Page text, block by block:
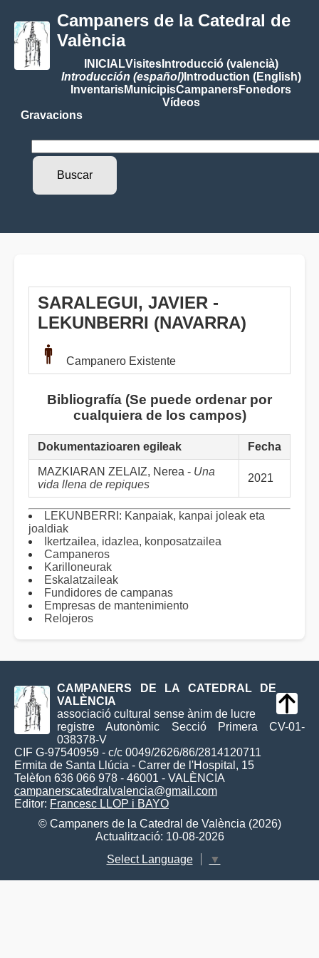
Campaners de la Catedral de
València
INICIALVisitesIntroducció (valencià)
Introducción (español)Introduction (English)
InventarisMunicipisCampanersFonedors
Vídeos
Gravacions
SARALEGUI, JAVIER -
LEKUNBERRI (NAVARRA)
Campanero Existente
Bibliografía (Se puede ordenar por
cualquiera de los campos)
Dokumentazioaren egileak Fecha
MAZKIARAN ZELAIZ, Nerea - Una
vida llena de repiques
2021
LEKUNBERRI: Kanpaiak, kanpai joleak eta
joaldiak
Ikertzailea, idazlea, konposatzailea
Campaneros
Karilloneurak
Eskalatzaileak
Fundidores de campanas
Empresas de mantenimiento
Relojeros
CAMPANERS DE LA CATEDRAL DE
VALÈNCIA
associació cultural sense ànim de lucre
registre Autonòmic Secció Primera CV-01-
038378-V
CIF G-97540959 - c/c 0049/2626/86/2814120711
Ermita de Santa Llúcia - Carrer de l'Hospital, 15
Telèfon 636 066 978 - 46001 - VALÈNCIA
campanerscatedralvalencia@gmail.com
Editor: Francesc LLOP i BAYO
© Campaners de la Catedral de València (2026)
Actualització: 10-08-2026
Select Language
▼